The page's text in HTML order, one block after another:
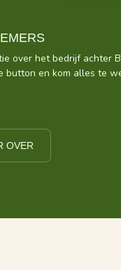
over het bedrijf achter
button en kom alles te
OVER